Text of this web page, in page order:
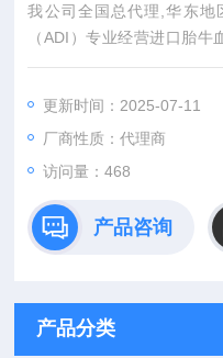
我公司全国总代理,华东地
（ADI）专业经营进口胎牛
胞、抗体、生物试剂、耗材
等。
更新时间：2025-07-11
厂商性质：代理商
访问量：468
产品咨询
产品分类